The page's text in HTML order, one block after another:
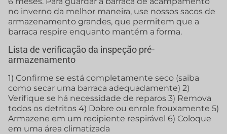
no inverno da melhor maneira, use nossos sacos de
armazenamento grandes, que permitem que a
barraca respire enquanto mantém a forma.
Lista de verificação da inspeção pré-
armazenamento
1) Confirme se está completamente seco (saiba
como secar uma barraca adequadamente) 2)
Verifique se há necessidade de reparos 3) Remova
todos os detritos 4) Dobre ou enrole frouxamente 5)
Armazene em um recipiente respirável 6) Coloque
em uma área climatizada